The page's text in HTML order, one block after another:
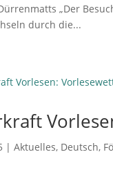
„Der
durch die...
| Aktuelles, Deutsch,